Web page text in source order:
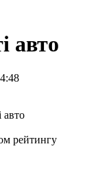
авто
рейтингу